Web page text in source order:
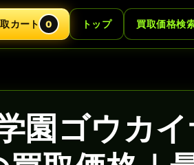
カート 0 トップ 買取価格検
園ゴウカ